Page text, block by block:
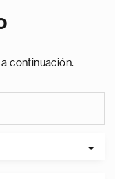
continuación.